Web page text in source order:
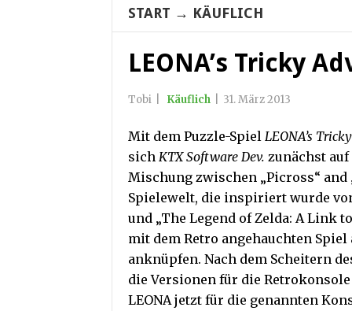
START → KÄUFLICH
LEONA’s Tricky
Tobi Käuflich 31. März 2013
Mit dem Puzzle-Spiel LEONA’s
sich KTX Software Dev. zunächst
Mischung zwischen „Picross“ and
Spielewelt, die inspiriert wurde
und „The Legend of Zelda: A Link
mit dem Retro angehauchten
anknüpfen. Nach dem Scheitern
die Versionen für die
LEONA jetzt für die genannten